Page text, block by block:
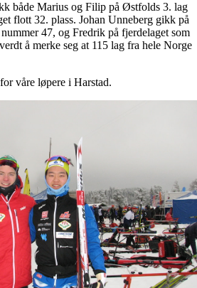
både Marius og Filip på Østfolds 3. lag
flott 32. plass. Johan Unneberg gikk på
47, og Fredrik på fjerdelaget som
å merke seg at 115 lag fra hele Norge
våre løpere i Harstad.